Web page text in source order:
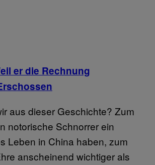
er die Rechnung
aus dieser Geschichte? Zum
notorische Schnorrer ein
Leben in China haben, zum
anscheinend wichtiger als